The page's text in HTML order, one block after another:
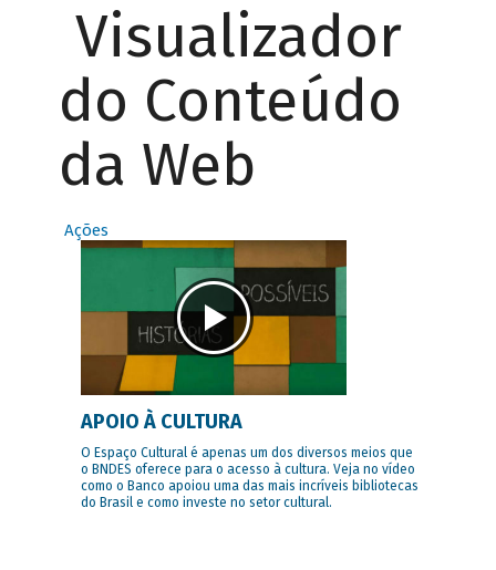
Visualizador
do Conteúdo
da Web
Ações
APOIO À CULTURA
O Espaço Cultural é apenas um dos diversos meios que
o BNDES oferece para o acesso à cultura. Veja no vídeo
como o Banco apoiou uma das mais incríveis bibliotecas
do Brasil e como investe no setor cultural.